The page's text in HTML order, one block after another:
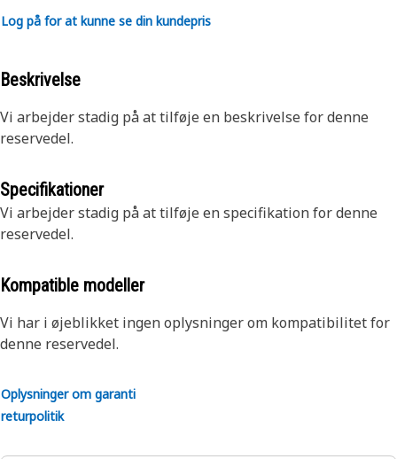
Log på for at kunne se din kundepris
Beskrivelse
Vi arbejder stadig på at tilføje en beskrivelse for denne
reservedel.
Specifikationer
Vi arbejder stadig på at tilføje en specifikation for denne
reservedel.
Kompatible modeller
Vi har i øjeblikket ingen oplysninger om kompatibilitet for
denne reservedel.
Oplysninger om garanti
returpolitik